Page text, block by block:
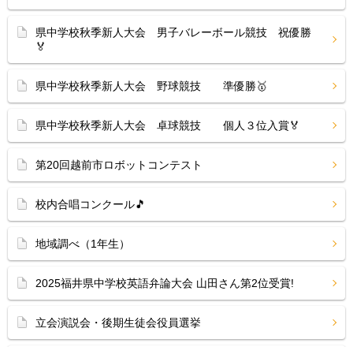
県中学校秋季新人大会 男子バレーボール競技 祝優勝
🏅
県中学校秋季新人大会 野球競技 準優勝🥇
県中学校秋季新人大会 卓球競技 個人３位入賞🏅
第20回越前市ロボットコンテスト
校内合唱コンクール🎵
地域調べ（1年生）
2025福井県中学校英語弁論大会 山田さん第2位受賞!
立会演説会・後期生徒会役員選挙